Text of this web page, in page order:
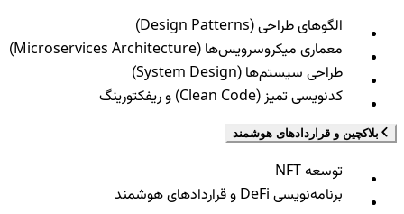
الگوهای طراحی (Design Patterns)
معماری میکروسرویس‌ها (Microservices Architecture)
طراحی سیستم‌ها (System Design)
کدنویسی تمیز (Clean Code) و ریفکتورینگ
بلاکچین و قراردادهای هوشمند
توسعه NFT
برنامه‌نویسی DeFi و قراردادهای هوشمند